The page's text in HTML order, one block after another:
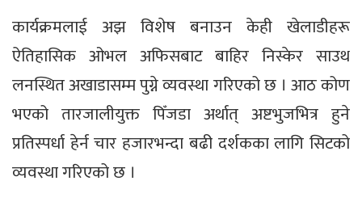
कार्यक्रमलाई अझ विशेष बनाउन केही खेलाडीहरू
ऐतिहासिक ओभल अफिसबाट बाहिर निस्केर साउथ
लनस्थित अखाडासम्म पुग्ने व्यवस्था गरिएको छ । आठ कोण
भएको तारजालीयुक्त पिँजडा अर्थात् अष्टभुजभित्र हुने
प्रतिस्पर्धा हेर्न चार हजारभन्दा बढी दर्शकका लागि सिटको
व्यवस्था गरिएको छ ।